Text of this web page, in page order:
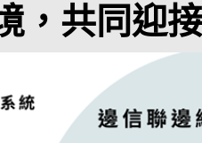
，共同迎